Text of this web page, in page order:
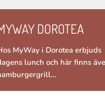
DOROTEA
MyWay i Dorotea erbjuds
lunch och här finns